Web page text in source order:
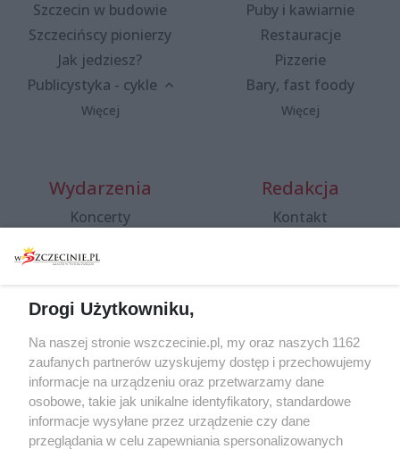
Szczecin w budowie
Szczecińscy pionierzy
Jak jedziesz?
Publicystyka - cykle
Więcej
Puby i kawiarnie
Restauracje
Pizzerie
Bary, fast foody
Więcej
Wydarzenia
Koncerty
Spacery i oprowadzania
targi
Wernisaże
Więcej
Redakcja
Kontakt
Specjalny koncert z okazji
20. urodzin portalu
wSzczecinie.pl
Regulamin konkursów
śniadaniówka "Hej
Drogi Użytkowniku,
Na naszej stronie wszczecinie.pl, my oraz naszych 1162
zaufanych partnerów uzyskujemy dostęp i przechowujemy
informacje na urządzeniu oraz przetwarzamy dane
osobowe, takie jak unikalne identyfikatory, standardowe
informacje wysyłane przez urządzenie czy dane
przeglądania w celu zapewniania spersonalizowanych